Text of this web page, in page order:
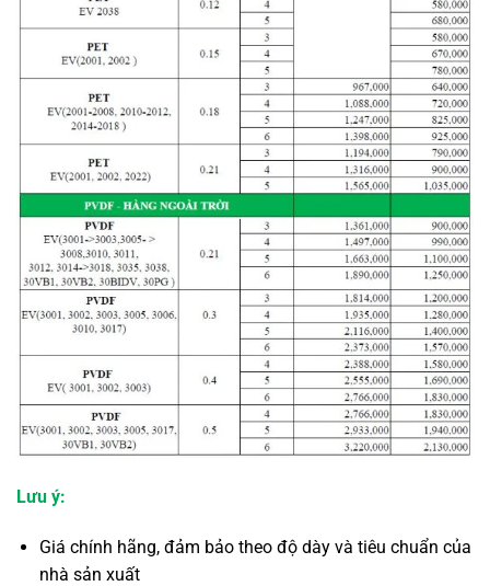
Lưu ý:
Giá chính hãng, đảm bảo theo độ dày và tiêu chuẩn của
nhà sản xuất